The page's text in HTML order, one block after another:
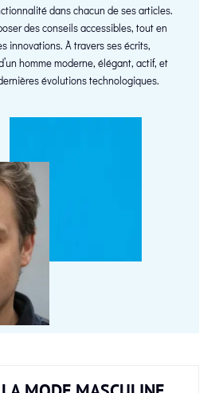
dans chacun de ses articles.
des conseils accessibles, tout en
innovations. À travers ses écrits,
homme moderne, élégant, actif, et
évolutions technologiques.